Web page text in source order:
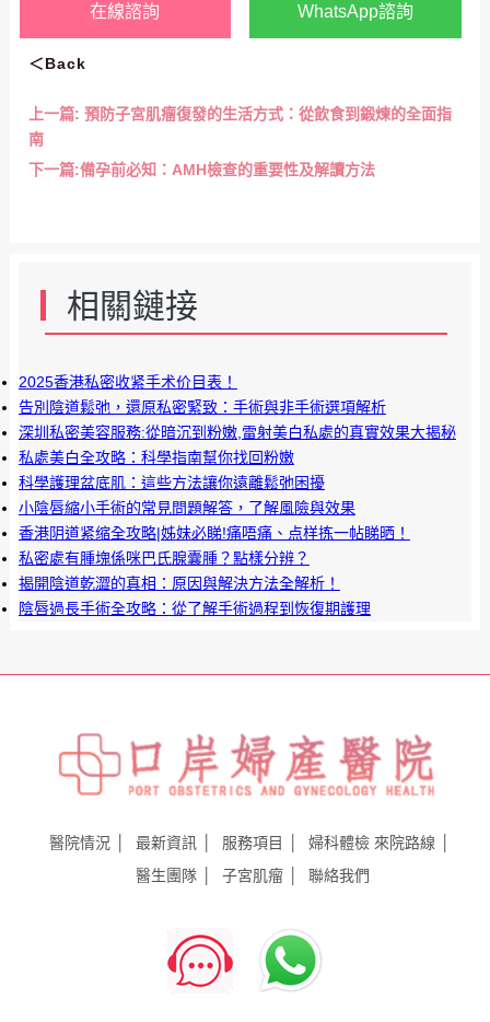
在線諮詢 WhatsApp諮詢
＜Back
上一篇: 預防子宮肌瘤復發的生活方式：從飲食到鍛煉的全面指
南
下一篇:備孕前必知：AMH檢查的重要性及解讀方法
相關鏈接
2025香港私密收紧手术价目表！
告別陰道鬆弛，還原私密緊致：手術與非手術選項解析
深圳私密美容服務:從暗沉到粉嫩,雷射美白私處的真實效果大揭秘
私處美白全攻略：科學指南幫你找回粉嫩
科學護理盆底肌：這些方法讓你遠離鬆弛困擾
小陰唇縮小手術的常見問題解答，了解風險與效果
香港阴道紧缩全攻略|姊妹必睇!痛唔痛、点样拣一帖睇晒！
私密處有腫塊係咪巴氏腺囊腫？點樣分辨？
揭開陰道乾澀的真相：原因與解決方法全解析！
陰唇過長手術全攻略：從了解手術過程到恢復期護理
醫院情況 最新資訊 服務項目 婦科體檢 來院路線
醫生團隊
子宮肌瘤 聯絡我們